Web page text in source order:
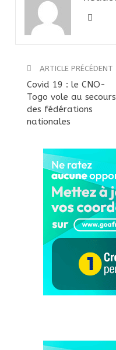
ARTICLE PRÉCÉDENT
Covid 19 : le CNO-
Togo vole au secours
des fédérations
nationales